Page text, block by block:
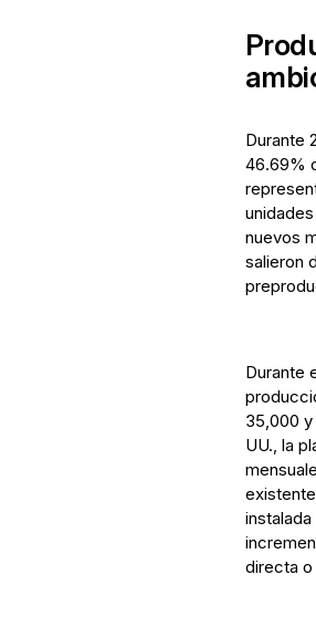
Durante
46.69%
nuevos
salieron
Durante
35,000 y
UU., la
directa o